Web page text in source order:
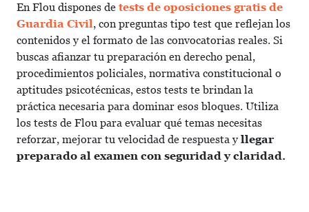
En Flou dispones de tests de oposiciones gratis de
Guardia Civil, con preguntas tipo test que reflejan los
contenidos y el formato de las convocatorias reales. Si
buscas afianzar tu preparación en derecho penal,
procedimientos policiales, normativa constitucional o
aptitudes psicotécnicas, estos tests te brindan la
práctica necesaria para dominar esos bloques. Utiliza
los tests de Flou para evaluar qué temas necesitas
reforzar, mejorar tu velocidad de respuesta y llegar
preparado al examen con seguridad y claridad.